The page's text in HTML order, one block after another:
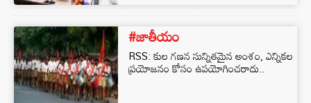
#జాతీయం
RSS: కుల గణన సున్నితమైన అంశం, ఎన్నికల
ప్రయోజనం కోసం ఉపయోగించరాదు..